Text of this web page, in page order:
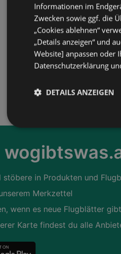
stöbere in Produkten und
Merkzettel
wenn es neue Flugblätter gibt
Karte findest du alle
Informationen im
Zwecken sowie ggf. die
„Cookies ablehnen“
„Details anzeigen“ und
Website] anpassen oder
Datenschutzerklärung
DETAILS ANZEIGEN